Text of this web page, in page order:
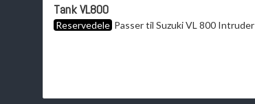
Tank VL800
Reservedele Passer til Suzuki VL 800 Intruder